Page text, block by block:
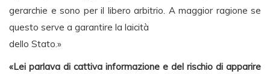
gerarchie e sono per il libero arbitrio. A maggior ragione se
questo serve a garantire la laicità
dello Stato.»
«Lei parlava di cattiva informazione e del rischio di apparire